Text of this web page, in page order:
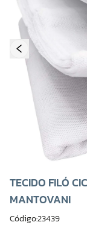
TECIDO FILÓ
MANTOVANI
Código:23439